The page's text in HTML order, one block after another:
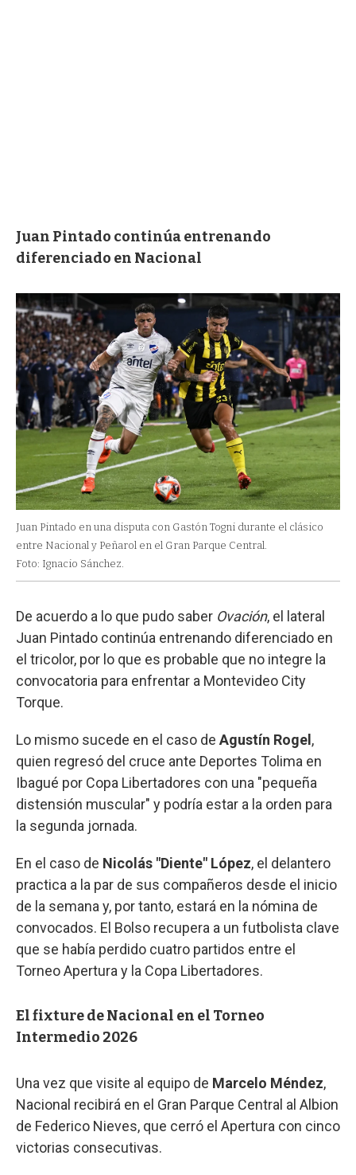
Juan Pintado continúa entrenando
diferenciado en Nacional
Juan Pintado en una disputa con Gastón Togni durante el clásico
entre Nacional y Peñarol en el Gran Parque Central.
Foto: Ignacio Sánchez.
De acuerdo a lo que pudo saber Ovación, el lateral
Juan Pintado continúa entrenando diferenciado en
el tricolor, por lo que es probable que no integre la
convocatoria para enfrentar a Montevideo City
Torque.
Lo mismo sucede en el caso de Agustín Rogel,
quien regresó del cruce ante Deportes Tolima en
Ibagué por Copa Libertadores con una "pequeña
distensión muscular" y podría estar a la orden para
la segunda jornada.
En el caso de Nicolás "Diente" López, el delantero
practica a la par de sus compañeros desde el inicio
de la semana y, por tanto, estará en la nómina de
convocados. El Bolso recupera a un futbolista clave
que se había perdido cuatro partidos entre el
Torneo Apertura y la Copa Libertadores.
El fixture de Nacional en el Torneo
Intermedio 2026
Una vez que visite al equipo de Marcelo Méndez,
Nacional recibirá en el Gran Parque Central al Albion
de Federico Nieves, que cerró el Apertura con cinco
victorias consecutivas.